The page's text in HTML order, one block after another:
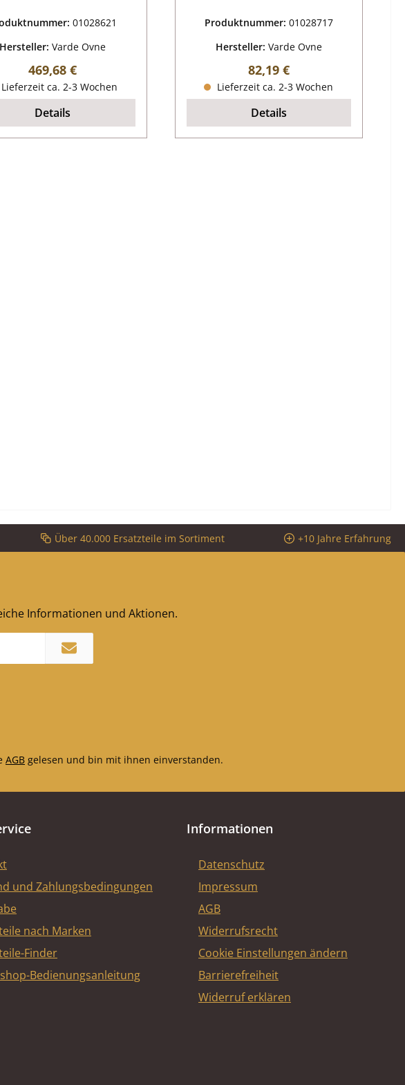
01028621
Hersteller:Varde Ovne
Regulärer Preis:
469,68 €
Lieferzeit ca. 2-3 Wochen
Details
Produktnummer: 01028717
Hersteller: Varde Ovne
Regulärer Preis:
82,19 €
Lieferzeit ca. 2-3 Wochen
Details
Über 40.000 Ersatzteile im Sortiment +10 Jahre Erfahrung
Informationen und Aktionen.
AGB gelesen und bin mit ihnen einverstanden.
und Zahlungsbedingungen
nach Marken
Finder
Bedienungsanleitung
Informationen
Datenschutz
Impressum
AGB
Widerrufsrecht
Cookie Einstellungen ändern
Barrierefreiheit
Widerruf erklären